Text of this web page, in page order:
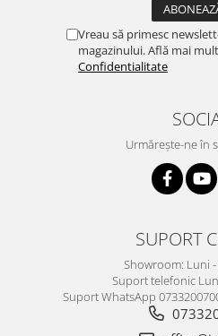
Vreau să primesc
magazinului. Află mai
Confidentialitate
Urmărește-ne în
SUPORT
Showroom: Luni
Suport telefonic
Suport WhatsApp